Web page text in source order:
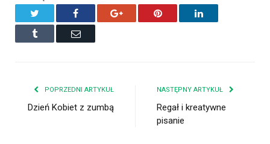
Facebook Google+ Pinterest LinkedIn
Tumblr Email
POPRZEDNI ARTYKUŁ
Dzień Kobiet z zumbą
NASTĘPNY ARTYKUŁ
Regał i kreatywne
pisanie